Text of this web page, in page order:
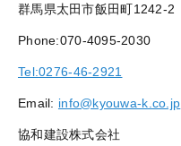
群馬県太田市飯田町1242-2
Phone:070-4095-2030
Tel:0276-46-2921
Email: info@kyouwa-k.co.jp
協和建設株式会社